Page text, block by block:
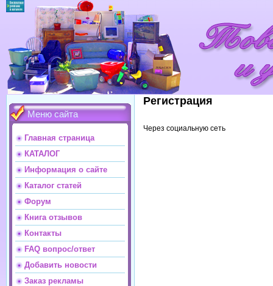
Меню сайта
Главная страница
КАТАЛОГ
Информация о сайте
Каталог статей
Форум
Книга отзывов
Контакты
FAQ вопрос/ответ
Добавить новости
Заказ рекламы
Регистрация
Через социальную сеть